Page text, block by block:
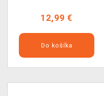
12,99 €
Do košíka